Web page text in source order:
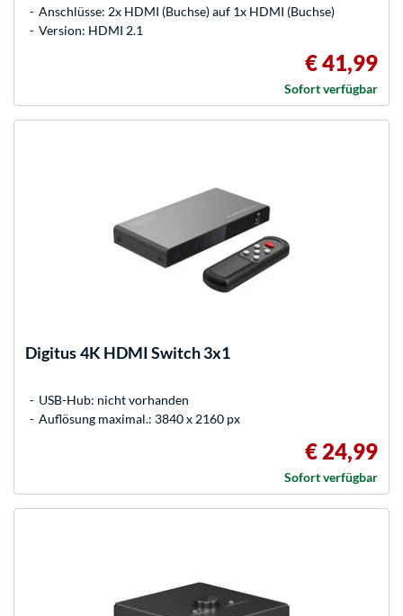
Anschlüsse: 2x HDMI (Buchse) auf 1x HDMI (Buchse)
Version: HDMI 2.1
€ 41,99
Sofort verfügbar
Digitus4K HDMI Switch 3x1
USB-Hub: nicht vorhanden
Auflösung maximal.: 3840 x 2160 px
€ 24,99
Sofort verfügbar